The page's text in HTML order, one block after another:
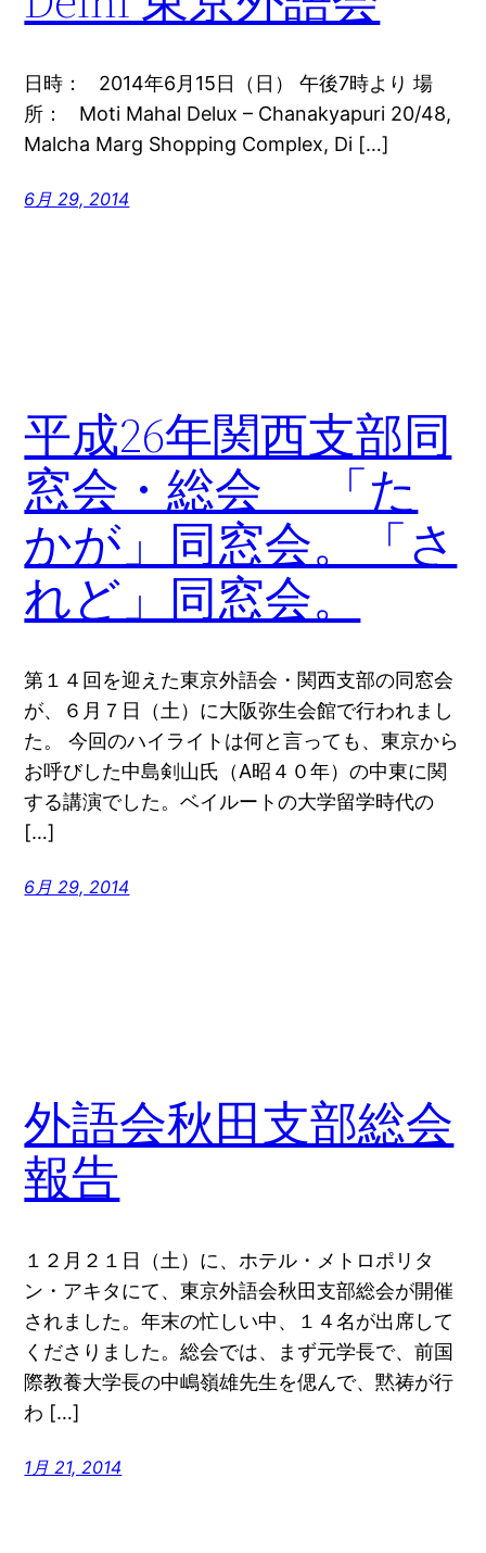
日時： 2014年6月15日（日） 午後7時より 場
所： Moti Mahal Delux – Chanakyapuri 20/48,
Malcha Marg Shopping Complex, Di […]
6月 29, 2014
平成26年関西支部同
窓会・総会 「た
かが」同窓会。「さ
れど」同窓会。
第１４回を迎えた東京外語会・関西支部の同窓会
が、６月７日（土）に大阪弥生会館で行われまし
た。 今回のハイライトは何と言っても、東京から
お呼びした中島剣山氏（A昭４０年）の中東に関
する講演でした。ベイルートの大学留学時代の
[…]
6月 29, 2014
外語会秋田支部総会
報告
１２月２１日（土）に、ホテル・メトロポリタ
ン・アキタにて、東京外語会秋田支部総会が開催
されました。年末の忙しい中、１４名が出席して
くださりました。総会では、まず元学長で、前国
際教養大学長の中嶋嶺雄先生を偲んで、黙祷が行
わ […]
1月 21, 2014